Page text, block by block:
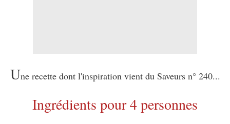
Une recette dont l'inspiration vient du Saveurs n° 240...
Ingrédients pour 4 personnes